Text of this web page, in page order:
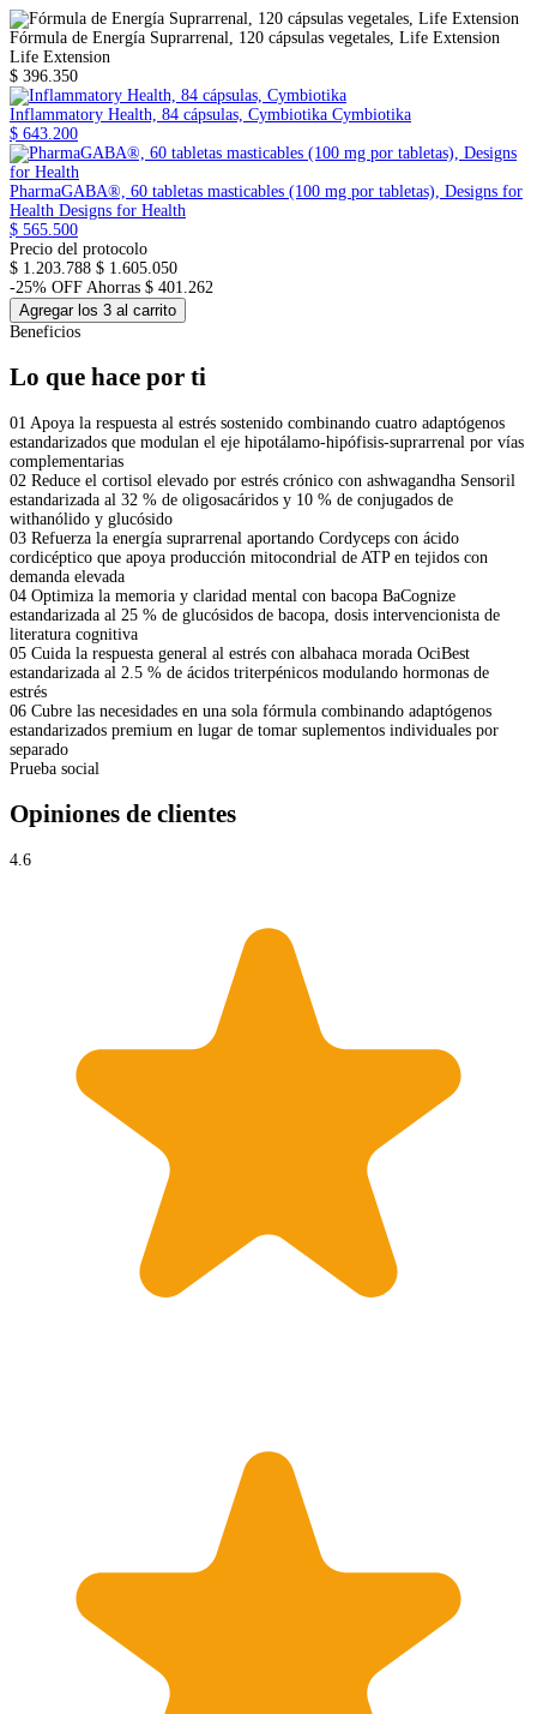
Fórmula de Energía Suprarrenal, 120 cápsulas vegetales, Life Extension
Life Extension
$ 396.350
Inflammatory Health, 84 cápsulas, Cymbiotika Cymbiotika
$ 643.200
PharmaGABA®, 60 tabletas masticables (100 mg por tabletas), Designs for
Health Designs for Health
$ 565.500
Precio del protocolo
$ 1.203.788 $ 1.605.050
-25% OFF Ahorras $ 401.262
Agregar los 3 al carrito
Beneficios
Lo que hace por ti
01 Apoya la respuesta al estrés sostenido combinando cuatro adaptógenos
estandarizados que modulan el eje hipotálamo-hipófisis-suprarrenal por vías
complementarias
02 Reduce el cortisol elevado por estrés crónico con ashwagandha Sensoril
estandarizada al 32 % de oligosacáridos y 10 % de conjugados de
withanólido y glucósido
03 Refuerza la energía suprarrenal aportando Cordyceps con ácido
cordicéptico que apoya producción mitocondrial de ATP en tejidos con
demanda elevada
04 Optimiza la memoria y claridad mental con bacopa BaCognize
estandarizada al 25 % de glucósidos de bacopa, dosis intervencionista de
literatura cognitiva
05 Cuida la respuesta general al estrés con albahaca morada OciBest
estandarizada al 2.5 % de ácidos triterpénicos modulando hormonas de
estrés
06 Cubre las necesidades en una sola fórmula combinando adaptógenos
estandarizados premium en lugar de tomar suplementos individuales por
separado
Prueba social
Opiniones de clientes
4.6